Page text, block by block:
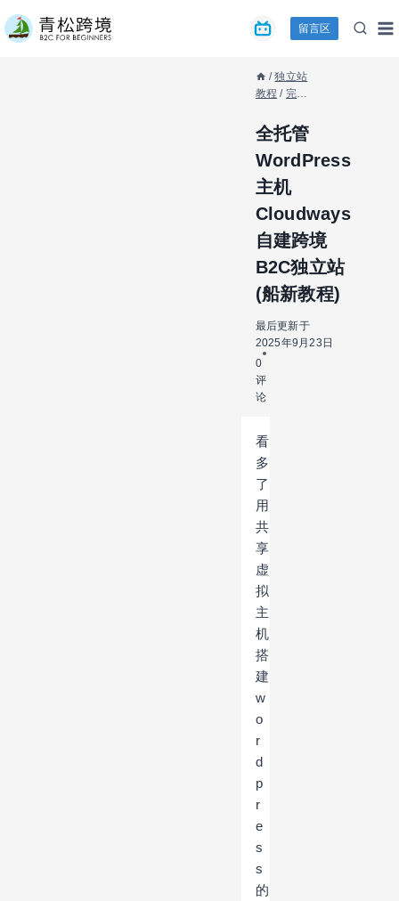
到
留言区
/ 独立站
教程 / 完整
全托管
WordPress
主机
Cloudways
自建跨境
B2C独立站
(船新教程)
全托管
WordPress
主机
Cloudways
自建跨境
B2C独立站
(船新教程)
最后更新于
2025年9月23日
0
评
论
看
多
了
用
共
享
虚
拟
主
机
搭
建
w
o
r
d
p
r
e
s
s
的